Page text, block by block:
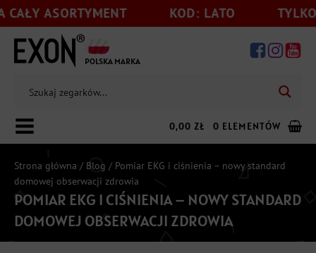
ASORTYMENT KOD: LATO TYLKO
POLSKA MARKA
0,00 ZŁ 0 ELEMENTÓW
Dodaj jeszcze199,00 zł do darmowej wysyłki
Strona główna / Blog / Pomiar EKG i ciśnienia – nowy standard
domowej obserwacji zdrowia
POMIAR EKG I CIŚNIENIA – NOWY STANDARD
DOMOWEJ OBSERWACJI ZDROWIA